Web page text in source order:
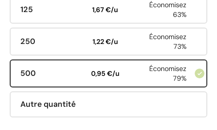
125 1,67 €/u
Économisez
63%
250 1,22 €/u
Économisez
73%
500 0,95 €/u
Économisez
79%
Autre quantité